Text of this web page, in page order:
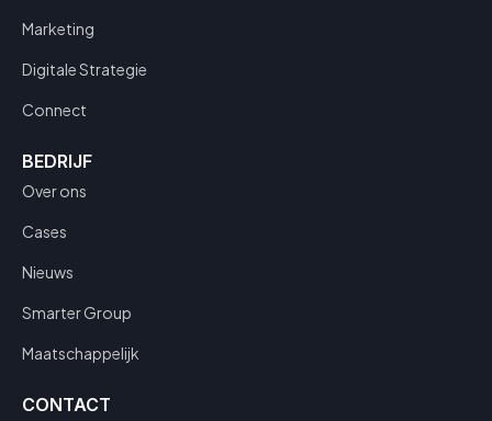
Marketing
Digitale Strategie
Connect
BEDRIJF
Over ons
Cases
Nieuws
Smarter Group
Maatschappelijk
CONTACT